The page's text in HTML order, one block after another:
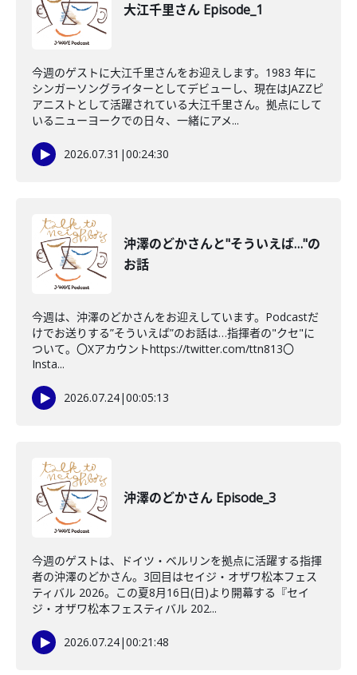
大江千里さん Episode_1
今週のゲストに大江千里さんをお迎えします。1983 年に
シンガーソングライターとしてデビューし、現在はJAZZピ
アニストとして活躍されている大江千里さん。拠点にして
いるニューヨークでの日々、一緒にアメ...
2026.07.31 |00:24:30
沖澤のどかさんと"そういえば…"の
お話
今週は、沖澤のどかさんをお迎えしています。Podcastだ
けでお送りする”そういえば”のお話は…指揮者の"クセ"に
ついて。〇Xアカウントhttps://twitter.com/ttn813〇
Insta...
2026.07.24|00:05:13
沖澤のどかさん Episode_3
今週のゲストは、ドイツ・ベルリンを拠点に活躍する指揮
者の沖澤のどかさん。3回目はセイジ・オザワ松本フェス
ティバル 2026。この夏8月16日(日)より開幕する『セイ
ジ・オザワ松本フェスティバル 202...
2026.07.24|00:21:48